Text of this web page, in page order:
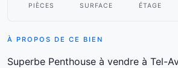
PIÈCES SURFACE ÉTAGE
À PROPOS DE CE BIEN
Superbe Penthouse à vendre à Tel-